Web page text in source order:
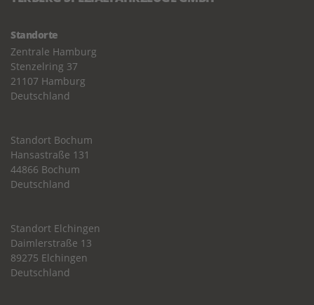
Standorte
Zentrale Hamburg
Stenzelring 37
21107 Hamburg
Deutschland
Standort Bochum
Hansastraße 131
44866 Bochum
Deutschland
Standort Elchingen
Daimlerstraße 13
89275 Elchingen
Deutschland